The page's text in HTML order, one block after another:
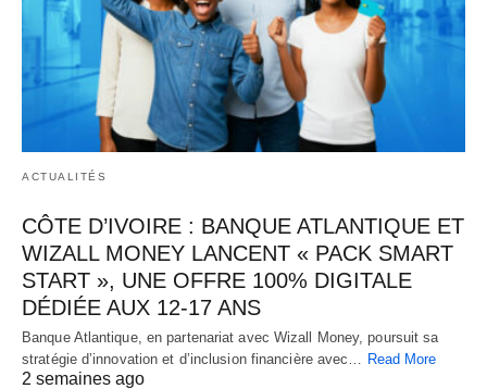
ACTUALITÉS
CÔTE D’IVOIRE : BANQUE ATLANTIQUE ET
WIZALL MONEY LANCENT « PACK SMART
START », UNE OFFRE 100% DIGITALE
DÉDIÉE AUX 12-17 ANS
Banque Atlantique, en partenariat avec Wizall Money, poursuit sa
stratégie d’innovation et d’inclusion financière avec…
Read More
2 semaines ago